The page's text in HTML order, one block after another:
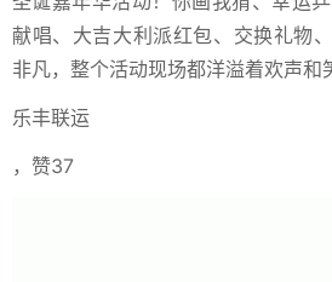
献唱、大吉大利派红包、交换礼物
非凡，整个活动现场都洋溢着欢声和
乐丰联运
，赞37